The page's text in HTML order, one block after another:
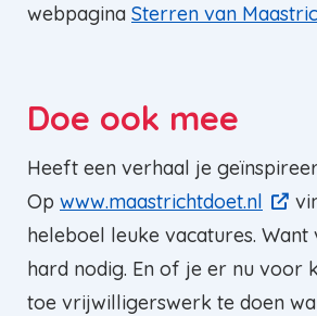
webpagina Sterren van
Doe ook mee
Heeft een verhaal je
Op www.maastrichtdoet.nl
heleboel leuke vacatures.
hard nodig. En of je er nu voor
toe vrijwilligerswerk te doen